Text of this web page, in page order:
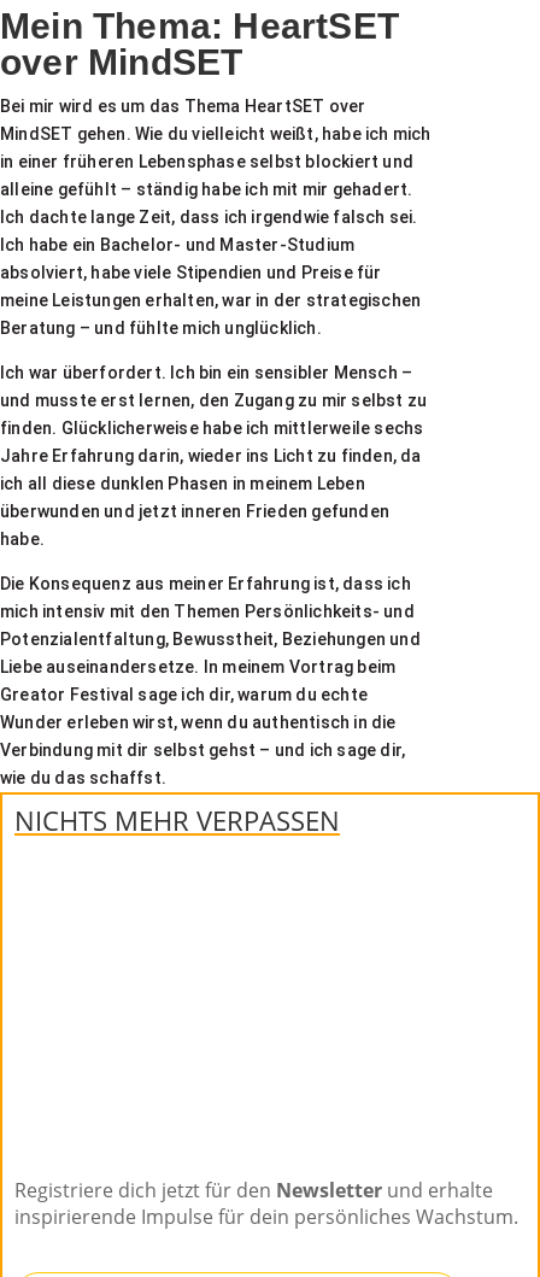
Mein Thema: HeartSET
over MindSET
Bei mir wird es um das Thema HeartSET over
MindSET gehen. Wie du vielleicht weißt, habe ich mich
in einer früheren Lebensphase selbst blockiert und
alleine gefühlt – ständig habe ich mit mir gehadert.
Ich dachte lange Zeit, dass ich irgendwie falsch sei.
Ich habe ein Bachelor- und Master-Studium
absolviert, habe viele Stipendien und Preise für
meine Leistungen erhalten, war in der strategischen
Beratung – und fühlte mich unglücklich.
Ich war überfordert. Ich bin ein sensibler Mensch –
und musste erst lernen, den Zugang zu mir selbst zu
finden. Glücklicherweise habe ich mittlerweile sechs
Jahre Erfahrung darin, wieder ins Licht zu finden, da
ich all diese dunklen Phasen in meinem Leben
überwunden und jetzt inneren Frieden gefunden
habe.
Die Konsequenz aus meiner Erfahrung ist, dass ich
mich intensiv mit den Themen Persönlichkeits- und
Potenzialentfaltung, Bewusstheit, Beziehungen und
Liebe auseinandersetze. In meinem Vortrag beim
Greator Festival sage ich dir, warum du echte
Wunder erleben wirst, wenn du authentisch in die
Verbindung mit dir selbst gehst – und ich sage dir,
wie du das schaffst.
NICHTS MEHR VERPASSEN
Registriere dich jetzt für den Newsletter und erhalte
inspirierende Impulse für dein persönliches Wachstum.